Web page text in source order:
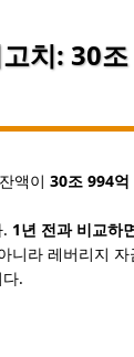
치: 30
액이 30조 994억
1년 전과 비교하
니라 레버리지
.